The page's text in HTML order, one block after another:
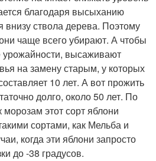
благодаря высыханию
внизу ствола дерева. Поэтому
чаще всего убирают. А чтобы
урожайности, высаживают
на замену старым, у которых
10 лет. А вот прожить
долго, около 50 лет. По
этот сорт яблони
сортами, как Мельба и
когда эти яблони запросто
до -38 градусов.